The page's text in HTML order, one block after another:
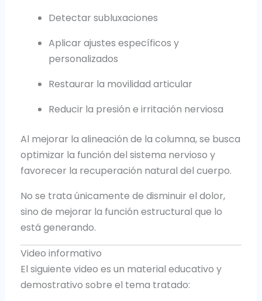
Detectar subluxaciones
Aplicar ajustes específicos y
personalizados
Restaurar la movilidad articular
Reducir la presión e irritación nerviosa
Al mejorar la alineación de la columna, se busca
optimizar la función del sistema nervioso y
favorecer la recuperación natural del cuerpo.
No se trata únicamente de disminuir el dolor,
sino de mejorar la función estructural que lo
está generando.
Video informativo
El siguiente video es un material educativo y
demostrativo sobre el tema tratado: